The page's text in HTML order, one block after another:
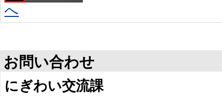
へ
お問い合わせ
にぎわい交流課